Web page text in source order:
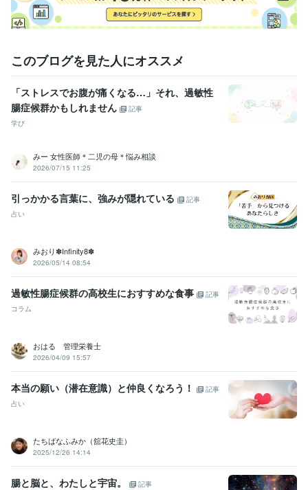
このブログを見た人にオススメ
「ストレスでお腹が痛くなる…」それ、過敏性
腸症候群かもしれません
記事
学び
みー 女性医師＊二児の母＊悩み相談
2026/07/15 11:25
引っかかる言葉に、強みが隠れている
記事
占い
みおり✽Infinity8✽
2026/05/14 08:54
過敏性腸症候群の高校生におすすめな食事
記事
コラム
おはる 管理栄養士
2026/04/09 15:57
本当の願い（潜在意識）と仲良くなろう！
記事
占い
たちばなふみか（舘花史圭）
2025/12/26 14:14
腸と脳と、わたしと宇宙。
記事